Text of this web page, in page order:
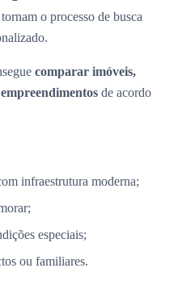
o processo de busca
comparar imóveis,
de acordo
infraestrutura moderna;
especiais;
ou familiares.